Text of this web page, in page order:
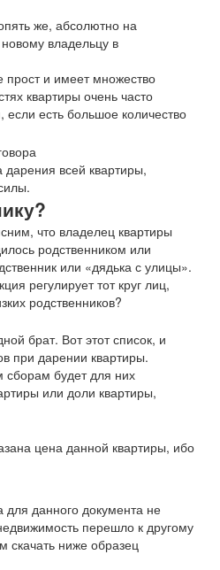
же, абсолютно на
владельцу в
прост и имеет множество
квартиры очень часто
есть большое количество
дарения всей квартиры,
что владелец квартиры
родственником или
или «дядька с улицы».
регулирует тот круг лиц,
родственников?
брат. Вот этот список, и
при дарении квартиры.
сборам будет для них
или доли квартиры,
цена данной квартиры, ибо
данного документа не
перешло к другому
скачать ниже образец